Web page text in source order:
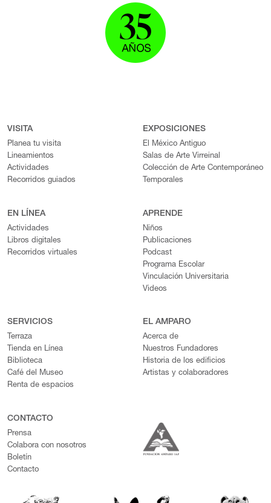
VISITA
Planea tu visita
Lineamientos
Actividades
Recorridos guiados
EXPOSICIONES
El México Antiguo
Salas de Arte Virreinal
Colección de Arte Contemporáneo
Temporales
EN LÍNEA
Actividades
Libros digitales
Recorridos virtuales
APRENDE
Niños
Publicaciones
Podcast
Programa Escolar
Vinculación Universitaria
Videos
SERVICIOS
Terraza
Tienda en Línea
Biblioteca
Café del Museo
Renta de espacios
EL AMPARO
Acerca de
Nuestros Fundadores
Historia de los edificios
Artistas y colaboradores
CONTACTO
Prensa
Colabora con nosotros
Boletín
Contacto